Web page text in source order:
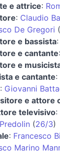
e attrice:
: Claudio
De Gregori (
e bassista:
e cantante:
e
e cantante:
: Giovanni
e attore
televisivo:
(26/3)
: Francesco
Marino